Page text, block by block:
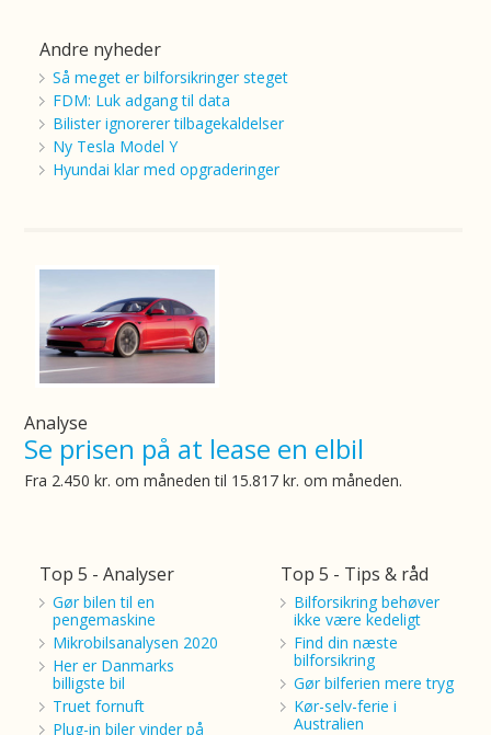
Andre nyheder
Så meget er bilforsikringer steget
FDM: Luk adgang til data
Bilister ignorerer tilbagekaldelser
Ny Tesla Model Y
Hyundai klar med opgraderinger
Analyse
Se prisen på at lease en elbil
Fra 2.450 kr. om måneden til 15.817 kr. om måneden.
Top 5 - Tips & råd
Bilforsikring behøver
ikke være kedeligt
Find din næste
bilforsikring
Gør bilferien mere tryg
Kør-selv-ferie i
Australien
Top 5 - Analyser
Gør bilen til en
pengemaskine
Mikrobilsanalysen 2020
Her er Danmarks
billigste bil
Truet fornuft
Plug-in biler vinder på